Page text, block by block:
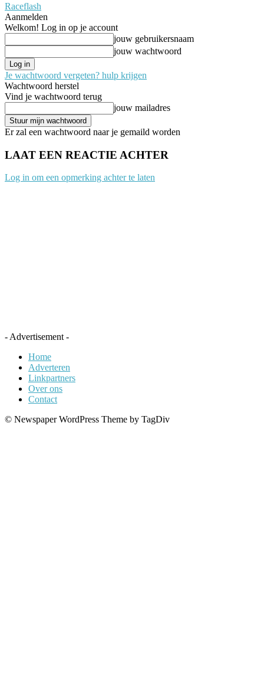
Raceflash
Aanmelden
Welkom! Log in op je account
jouw gebruikersnaam
jouw wachtwoord
Je wachtwoord vergeten? hulp krijgen
Wachtwoord herstel
Vind je wachtwoord terug
jouw mailadres
Er zal een wachtwoord naar je gemaild worden
LAAT EEN REACTIE ACHTER
Log in om een opmerking achter te laten
- Advertisement -
Home
Adverteren
Linkpartners
Over ons
Contact
© Newspaper WordPress Theme by TagDiv